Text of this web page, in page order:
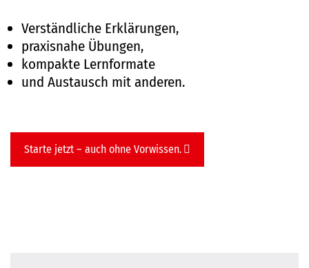
Verständliche Erklärungen,
praxisnahe Übungen,
kompakte Lernformate
und Austausch mit anderen.
Starte jetzt – auch ohne Vorwissen.